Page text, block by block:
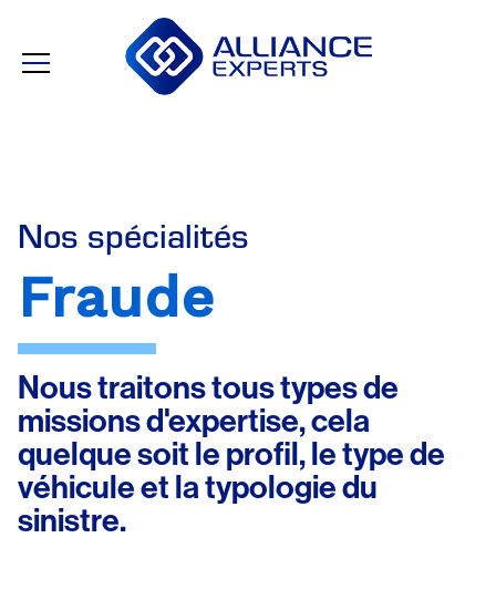
Nos spécialités
Fraude
Nous traitons tous types de
missions d'expertise, cela
quelque soit le profil, le type de
véhicule et la typologie du
sinistre.